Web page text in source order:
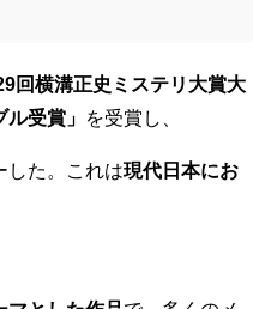
回横溝正史ミステリ大賞大
受賞」 を受賞し、
した。これは現代日本にお